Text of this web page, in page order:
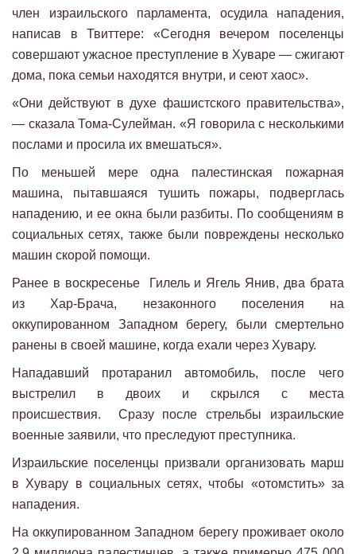
член израильского парламента, осудила нападения,
написав в Твиттере: «Сегодня вечером поселенцы
совершают ужасное преступление в Хуваре — сжигают
дома, пока семьи находятся внутри, и сеют хаос».
«Они действуют в духе фашистского правительства»,
— сказала Тома-Сулейман. «Я говорила с несколькими
послами и просила их вмешаться».
По меньшей мере одна палестинская пожарная
машина, пытавшаяся тушить пожары, подверглась
нападению, и ее окна были разбиты. По сообщениям в
социальных сетях, также были повреждены несколько
машин скорой помощи.
Ранее в воскресенье Гилель и Ягель Янив, два брата
из Хар-Брача, незаконного поселения на
оккупированном Западном берегу, были смертельно
ранены в своей машине, когда ехали через Хувару.
Нападавший протаранил автомобиль, после чего
выстрелил в двоих и скрылся с места
происшествия. Сразу после стрельбы израильские
военные заявили, что преследуют преступника.
Израильские поселенцы призвали организовать марш
в Хувару в социальных сетях, чтобы «отомстить» за
нападения.
На оккупированном Западном берегу проживает около